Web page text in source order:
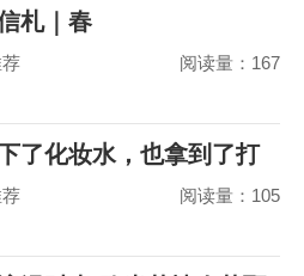
札｜春
阅读量：167
了化妆水，也拿到了打
花之争的
阅读量：105